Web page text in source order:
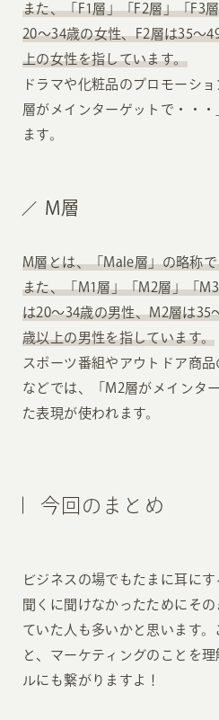
また、「F1層」「F2層」「F3
20〜34歳の女性、F2層は35〜
上の女性を指しています。
ドラマや化粧品のプロモーシ
層がメインターゲットで・・
ます。
M層
M層とは、「Male層」の略称
また、「M1層」「M2層」「
は20〜34歳の男性、M2層は35
歳以上の男性を指しています。
スポーツ番組やアウトドア商
などでは、「M2層がメインタ
た表現が使われます。
今回のまとめ
ビジネスの場でもたまに耳に
聞くに聞けなかったためにそ
ていた人も多いかと思います。
と、マーケティングのことを
ルにも繋がりますよ！